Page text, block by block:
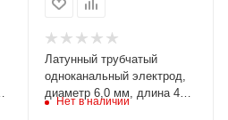
Латунный трубчатый
одноканальный электрод,
диаметр 6,0 мм, длина 400
Нет в наличии